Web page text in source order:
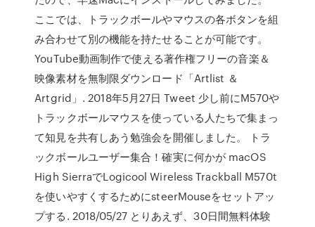
ここでは、トラックボールやマウスの各ボタンを組
み合わせて別の機能を持たせることが可能です。
YouTube動画制作で使える著作権フリーの音楽＆
映像素材を無制限ダウンロード「Artlist ＆
Artgrid」. 2018年5月27日 Tweet 少し前にM570や
トラックボールマウスを使っている人たちで集まっ
て知見を共有しあう勉強会を開催しました。 トラ
ックボールユーザー集合！確実に何かが macOS
High SierraでLogicool Wireless Trackball M570t
を使いやすくするためにsteerMouseをセットアッ
プする. 2018/05/27 とりあえず、30日間無料体験